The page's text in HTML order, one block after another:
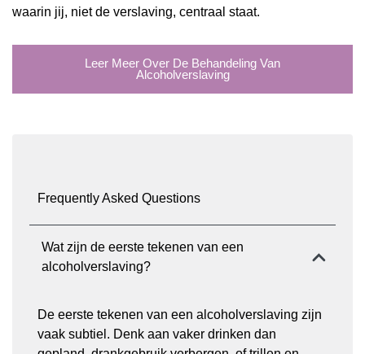
waarin jij, niet de verslaving, centraal staat.
Leer Meer Over De Behandeling Van
Alcoholverslaving
Frequently Asked Questions
Wat zijn de eerste tekenen van een
alcoholverslaving?
De eerste tekenen van een alcoholverslaving zijn
vaak subtiel. Denk aan vaker drinken dan